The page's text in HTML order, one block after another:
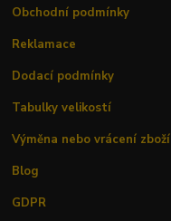
Obchodní podmínky
Reklamace
Dodací podmínky
Tabulky velikostí
Výměna nebo vrácení zboží
Blog
GDPR